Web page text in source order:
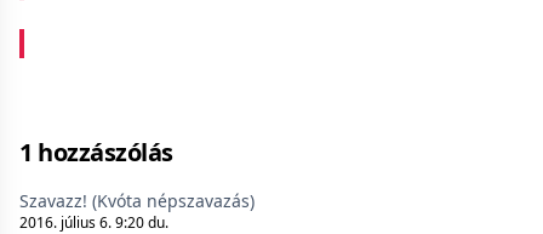
1 hozzászólás
Szavazz! (Kvóta népszavazás)
2016. július 6. 9:20 du.